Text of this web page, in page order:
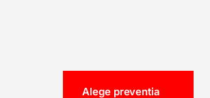
Alege preventia